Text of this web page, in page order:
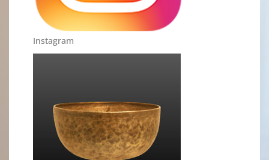
Instagram